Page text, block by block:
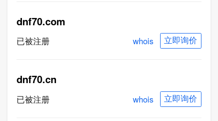
dnf70.com
已被注册 whois 立即询价
dnf70.cn
已被注册 whois 立即询价